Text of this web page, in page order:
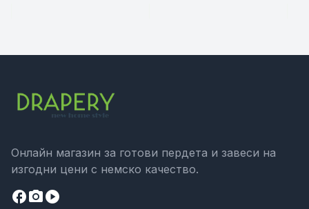
Онлайн магазин за готови пердета и завеси на
изгодни цени с немско качество.
facebookcamera_altplay_circle